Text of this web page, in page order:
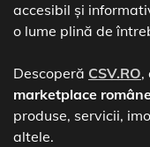
accesibil și
o lume plină de
Descoperă CSV.RO,
marketplace
produse, servicii,
altele.